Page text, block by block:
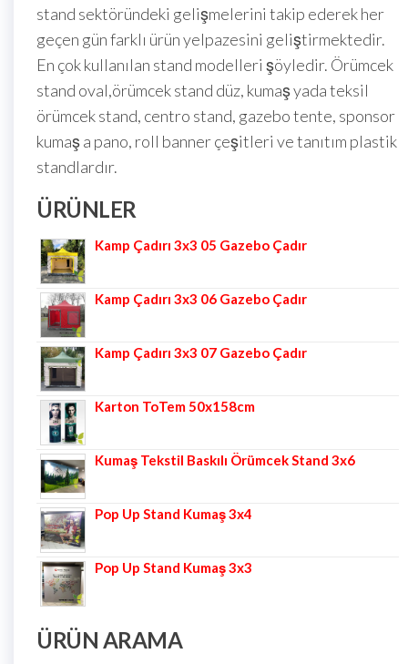
stand sektöründeki gelişmelerini takip ederek her
geçen gün farklı ürün yelpazesini geliştirmektedir.
En çok kullanılan stand modelleri şöyledir. Örümcek
stand oval,örümcek stand düz, kumaş yada teksil
örümcek stand, centro stand, gazebo tente, sponsor
kumaş a pano, roll banner çeşitleri ve tanıtım plastik
standlardır.
ÜRÜNLER
Kamp Çadırı 3x3 05 Gazebo Çadır
Kamp Çadırı 3x3 06 Gazebo Çadır
Kamp Çadırı 3x3 07 Gazebo Çadır
Karton ToTem 50x158cm
Kumaş Tekstil Baskılı Örümcek Stand 3x6
Pop Up Stand Kumaş 3x4
Pop Up Stand Kumaş 3x3
ÜRÜN ARAMA